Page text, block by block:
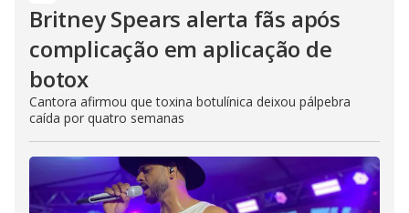
Britney Spears alerta fãs após
complicação em aplicação de
botox
Cantora afirmou que toxina botulínica deixou pálpebra
caída por quatro semanas